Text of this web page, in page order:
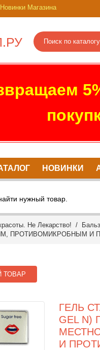
Магазина
НОВИНКИ
нужный товар.
Не Лекарство! /
ПРОТИВОМИКРОБНЫМ И
ТОВАР
ГЕЛЬ
GEL
И